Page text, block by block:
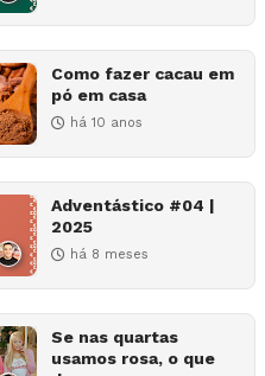
Como fazer cacau em
pó em casa
há 10 anos
Adventástico #04 |
2025
há 8 meses
Se nas quartas
usamos rosa, o que